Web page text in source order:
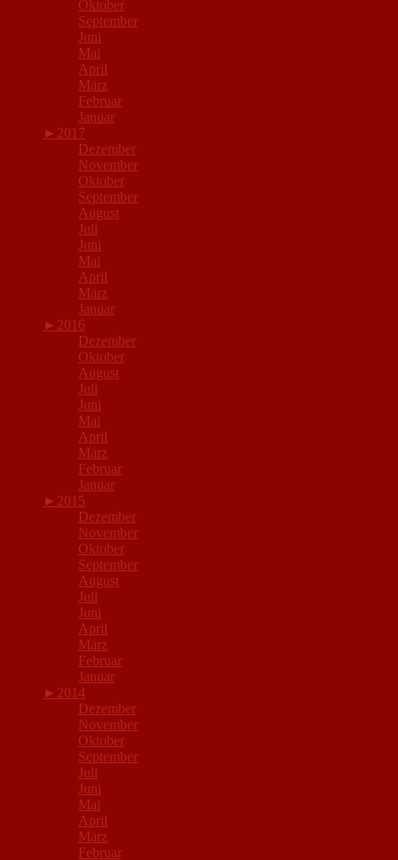
Oktober
September
Juni
Mai
April
März
Februar
Januar
► 2017
Dezember
November
Oktober
September
August
Juli
Juni
Mai
April
März
Januar
► 2016
Dezember
Oktober
August
Juli
Juni
Mai
April
März
Februar
Januar
► 2015
Dezember
November
Oktober
September
August
Juli
Juni
April
März
Februar
Januar
► 2014
Dezember
November
Oktober
September
Juli
Juni
Mai
April
März
Februar